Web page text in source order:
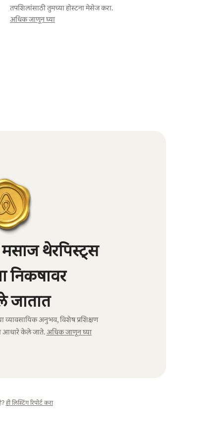
तपशिलांसाठी तुमच्या होस्टना मेसेज करा.
अधिक जाणून घ्या
थेरपिस्ट्स
निकषावर
जातात
व्यावसायिक अनुभव, विशेष प्रशिक्षण
आधारे केले जाते.अधिक जाणून घ्या
ही लिस्टिंग रिपोर्ट करा